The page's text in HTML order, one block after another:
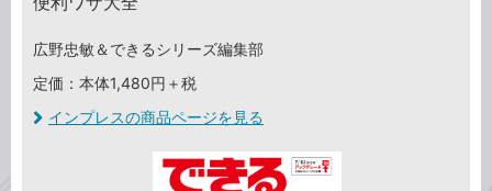
広野忠敏＆できるシリーズ編集部
定価：本体1,480円＋税
インプレスの商品ページを見る